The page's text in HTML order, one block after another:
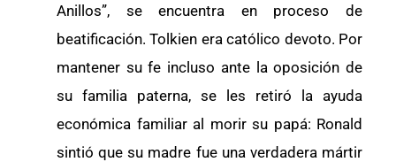
Anillos”, se encuentra en proceso de
beatificación. Tolkien era católico devoto. Por
mantener su fe incluso ante la oposición de
su familia paterna, se les retiró la ayuda
económica familiar al morir su papá: Ronald
sintió que su madre fue una verdadera mártir